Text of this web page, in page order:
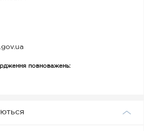
повноважень: